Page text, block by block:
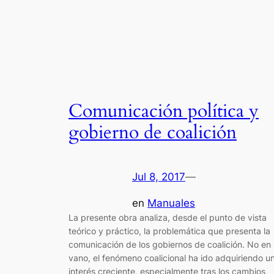
Comunicación política y
gobierno de coalición
Jul 8, 2017—
en Manuales
La presente obra analiza, desde el punto de vista
teórico y práctico, la problemática que presenta la
comunicación de los gobiernos de coalición. No en
vano, el fenómeno coalicional ha ido adquiriendo
interés creciente, especialmente tras los cambios